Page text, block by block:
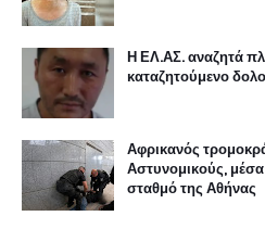
Η ΕΛ.ΑΣ. αναζητά
καταζητούμενο
Αφρικανός
Αστυνομικούς,
σταθμό της Αθήνας